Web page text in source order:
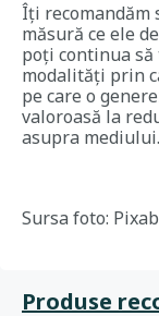
Îți recomandăm
măsură ce ele
poți continua
modalități prin
pe care o
valoroasă la
asupra mediului.
Sursa foto:
Produse